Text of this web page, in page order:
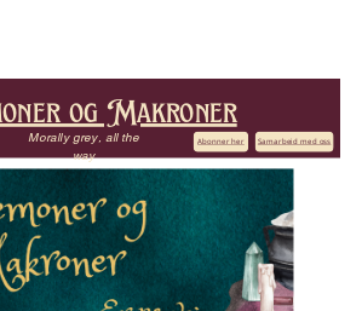
og Makroner
Abonner her
Morally grey, all the
way
Samarbeid med oss